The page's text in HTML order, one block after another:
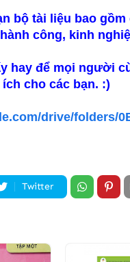
bộ tài liệu bao
công, kinh
hay để mọi người
cho các bạn. :)
drive/folders/
Twitter